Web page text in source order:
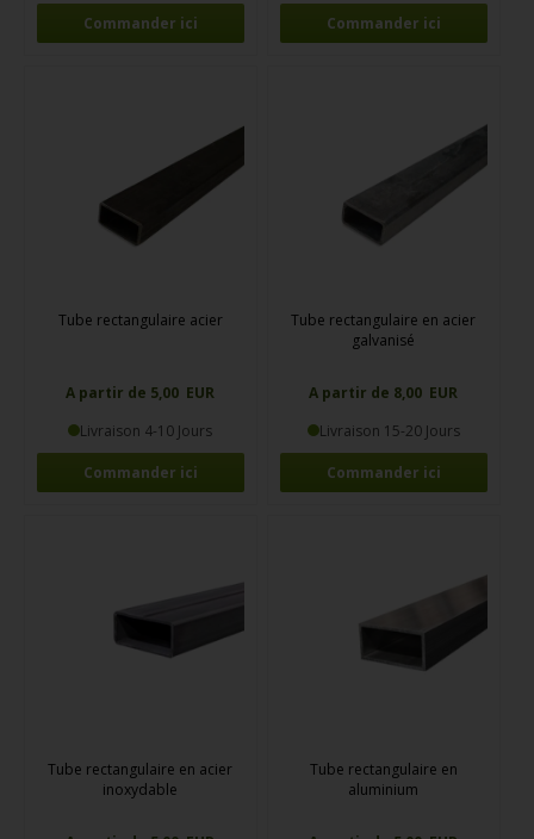
Commander ici Commander ici
Tube rectangulaire acier
A partir de 5,00 EUR
Livraison 4-10 Jours
Commander ici
Tube rectangulaire en acier
galvanisé
A partir de 8,00 EUR
Livraison 15-20 Jours
Commander ici
Tube rectangulaire en acier
inoxydable
Tube rectangulaire en
aluminium